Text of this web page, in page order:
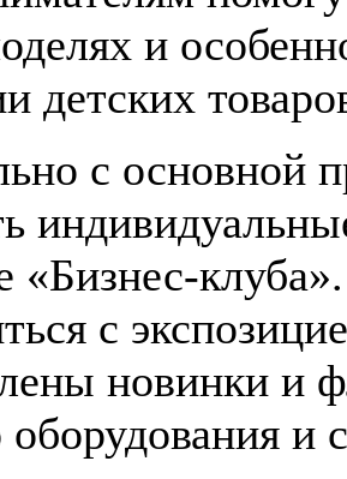
и
детских
с основной
«Бизнес-
с
новинки и
оборудования и